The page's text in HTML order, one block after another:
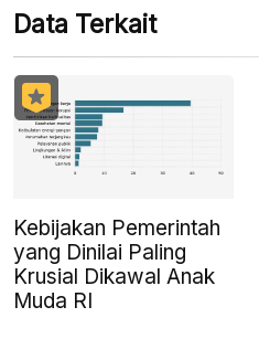
Data Terkait
Kebijakan Pemerintah
yang Dinilai Paling
Krusial Dikawal Anak
Muda RI